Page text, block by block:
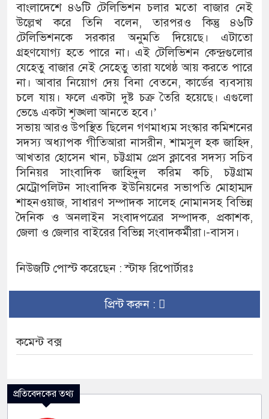
বাংলাদেশে ৪৬টি টেলিভিশন চলার মতো বাজার নেই
উল্লেখ করে তিনি বলেন, তারপরও কিন্তু ৪৬টি
টেলিভিশনকে সরকার অনুমতি দিয়েছে। এটাতো
গ্রহণযোগ্য হতে পারে না। এই টেলিভিশন কেন্দ্রগুলোর
যেহেতু বাজার নেই সেহেতু তারা যথেষ্ঠ আয় করতে পারে
না। আবার নিয়োগ দেয় বিনা বেতনে, কার্ডের ব্যবসায়
চলে যায়। ফলে একটা দুষ্ট চক্র তৈরি হয়েছে। এগুলো
ভেঙে একটা শৃঙ্খলা আনতে হবে।’
সভায় আরও উপস্থিত ছিলেন গণমাধ্যম সংস্কার কমিশনের
সদস্য অধ্যাপক গীতিআরা নাসরীন, শামসুল হক জাহিদ,
আখতার হোসেন খান, চট্টগ্রাম প্রেস ক্লাবের সদস্য সচিব
সিনিয়র সাংবাদিক জাহিদুল করিম কচি, চট্টগ্রাম
মেট্রোপলিটন সাংবাদিক ইউনিয়নের সভাপতি মোহাম্মদ
শাহনওয়াজ, সাধারণ সম্পাদক সালেহ নোমানসহ বিভিন্ন
দৈনিক ও অনলাইন সংবাদপত্রের সম্পাদক, প্রকাশক,
জেলা ও জেলার বাইরের বিভিন্ন সংবাদকর্মীরা।-বাসস।
নিউজটি পোস্ট করেছেন : স্টাফ রিপোর্টারঃ
প্রিন্ট করুন :
কমেন্ট বক্স
প্রতিবেদকের তথ্য